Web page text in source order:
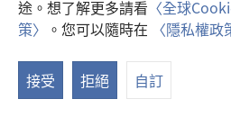
途。想了解更多請看 〈全球
策〉 。您可以隨時在 〈隱私權政
接受 拒絕 自訂
那些 地區 的人叫做「迦勒底人」
群受 過 某些專門教育的 人，他們
天文學， 但也會施行魔法
徒7:4）